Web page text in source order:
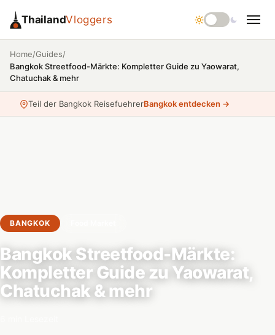
ThailandVloggers
Home/Guides/
Bangkok Streetfood-Märkte: Kompletter Guide zu Yaowarat,
Chatuchak & mehr
Teil der Bangkok ReisefuehrerBangkok entdecken →
BANGKOK
Bangkok Streetfood-Märkte:
Kompletter Guide zu Yaowarat,
Chatuchak & mehr